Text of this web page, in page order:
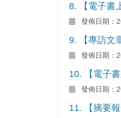
8. 【電子書
發佈日期：
9. 【專訪文
發佈日期：
10. 【電子
發佈日期：
11. 【摘要